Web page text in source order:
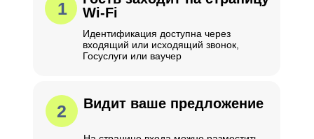
1
Wi-Fi
Идентификация доступна через
входящий или исходящий звонок,
Госуслуги или ваучер
2 Видит ваше предложение